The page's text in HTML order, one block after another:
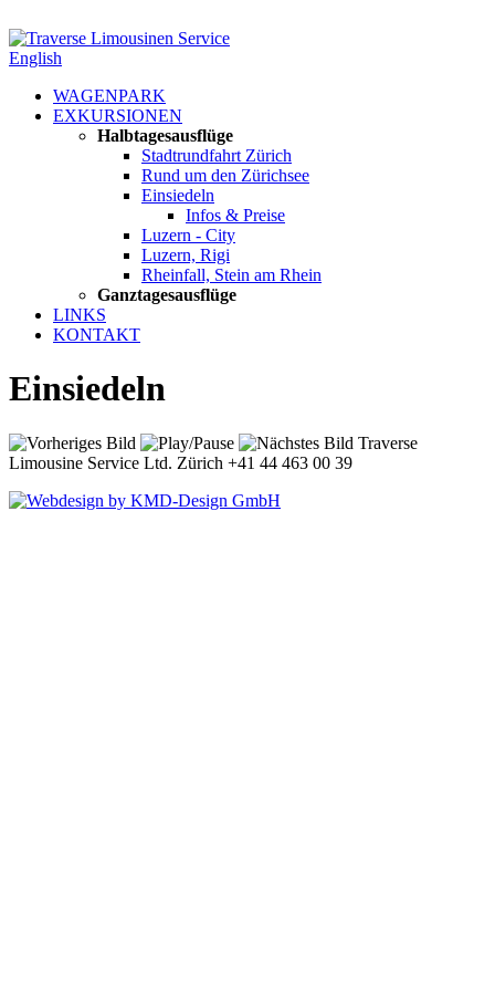
English
WAGENPARK
EXKURSIONEN
Halbtagesausflüge
Stadtrundfahrt Zürich
Rund um den Zürichsee
Einsiedeln
Infos & Preise
Luzern - City
Luzern, Rigi
Rheinfall, Stein am Rhein
Ganztagesausflüge
LINKS
KONTAKT
Einsiedeln
Traverse
Limousine Service Ltd. Zürich +41 44 463 00 39